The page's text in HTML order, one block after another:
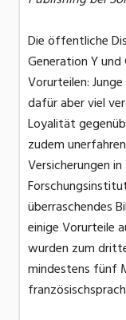
Die öffentliche
Generation Y
Vorurteilen:
dafür aber viel
Loyalität
zudem
Versicherungen
überraschendes
einige Vorurteile
wurden zum
mindestens fünf